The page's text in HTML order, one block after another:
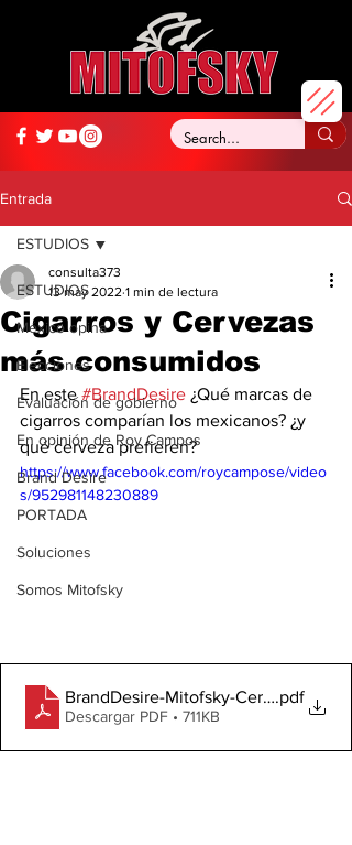
Entrada
ESTUDIOS
México opina
Elecciones
Evaluación de gobierno
En opinión de Roy Campos
Brand Desire
PORTADA
Soluciones
Somos Mitofsky
ESTUDIOS
Cigarros y Cervezas
más consumidos
consulta373
13 may 2022 1 min de lectura
En este #BrandDesire ¿Qué marcas de
cigarros comparían los mexicanos? ¿y
qué cerveza prefieren?
https://www.facebook.com/roycampose/video
s/952981148230889
BrandDesire-Mitofsky- .pdf
Descargar PDF • 711KB